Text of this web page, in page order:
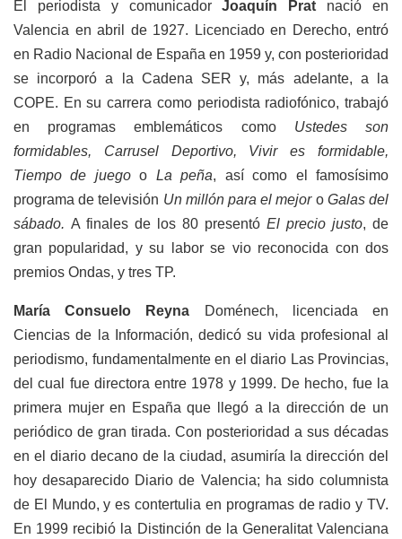
El periodista y comunicadorJoaquín Prat nació en
Valencia en abril de 1927. Licenciado en Derecho, entró
en Radio Nacional de España en 1959 y, con posterioridad
se incorporó a la Cadena SER y, más adelante, a la
COPE. En su carrera como periodista radiofónico, trabajó
en programas emblemáticos como Ustedes son
formidables, Carrusel Deportivo, Vivir es formidable,
Tiempo de juegoo La peña, así como el famosísimo
programa de televisión Un millón para el mejoro Galas del
sábado. A finales de los 80 presentó El precio justo, de
gran popularidad, y su labor se vio reconocida con dos
premios Ondas, y tres TP.
María Consuelo Reyna
Doménech, licenciada en
Ciencias de la Información, dedicó su vida profesional al
periodismo, fundamentalmente en el diario Las Provincias,
del cual fue directora entre 1978 y 1999. De hecho, fue la
primera mujer en España que llegó a la dirección de un
periódico de gran tirada. Con posterioridad a sus décadas
en el diario decano de la ciudad, asumiría la dirección del
hoy desaparecido Diario de Valencia; ha sido columnista
de El Mundo, y es contertulia en programas de radio y TV.
En 1999 recibió la Distinción de la Generalitat Valenciana